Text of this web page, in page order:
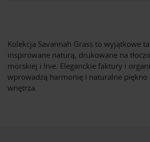
Kolekcja Savannah Grass to wyjątkowe
inspirowane naturą, drukowane na
morskiej i lnie. Eleganckie faktury i
wprowadzą harmonię i naturalne piękno
wnętrza.